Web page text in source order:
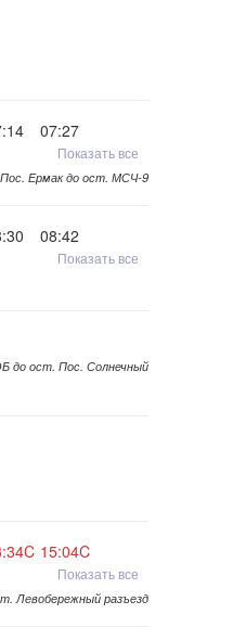
07:27
Показать все
Ермак до ост. МСЧ-9
08:42
Показать все
до ост. Пос. Солнечный
15:04C
Показать все
Левобережный разъезд